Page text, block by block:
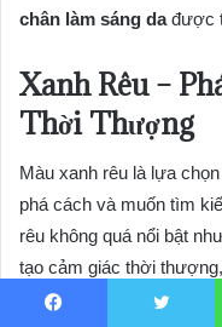
chân làm sáng dađược
Xanh Rêu –
Thời Thượng
Màu xanh rêu là lựa
phá cách và muốn tìm
rêu không quá nổi bật
tạo cảm giác thời
hoàn hảo cho phong